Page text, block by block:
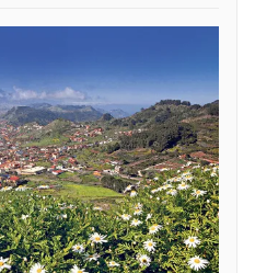
Infographic
Shorts video
VTV Thể thao
Bất động sản